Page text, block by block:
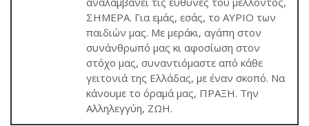
ΣΗΜΕΡΑ. Για εμάς, εσάς, το ΑΥΡΙΟ των
παιδιών μας. Με μεράκι, αγάπη στον
συνάνθρωπό μας κι αφοσίωση στον
στόχο μας, συναντιόμαστε από κάθε
γειτονιά της Ελλάδας, με έναν σκοπό. Να
κάνουμε το όραμά μας, ΠΡΑΞΗ. Την
Αλληλεγγύη, ΖΩΗ.